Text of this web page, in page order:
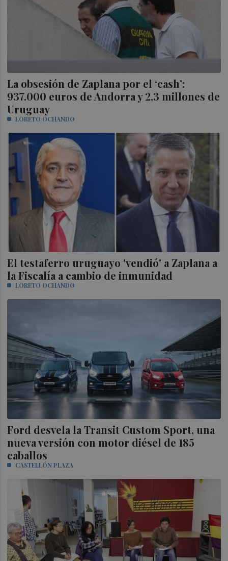
La obsesión de Zaplana por el ‘cash’:
937.000 euros de Andorra y 2,3 millones de
Uruguay
LORETO OCHANDO
El testaferro uruguayo 'vendió' a Zaplana a
la Fiscalía a cambio de inmunidad
LORETO OCHANDO
Ford desvela la Transit Custom Sport, una
nueva versión con motor diésel de 185
caballos
CASTELLÓN PLAZA